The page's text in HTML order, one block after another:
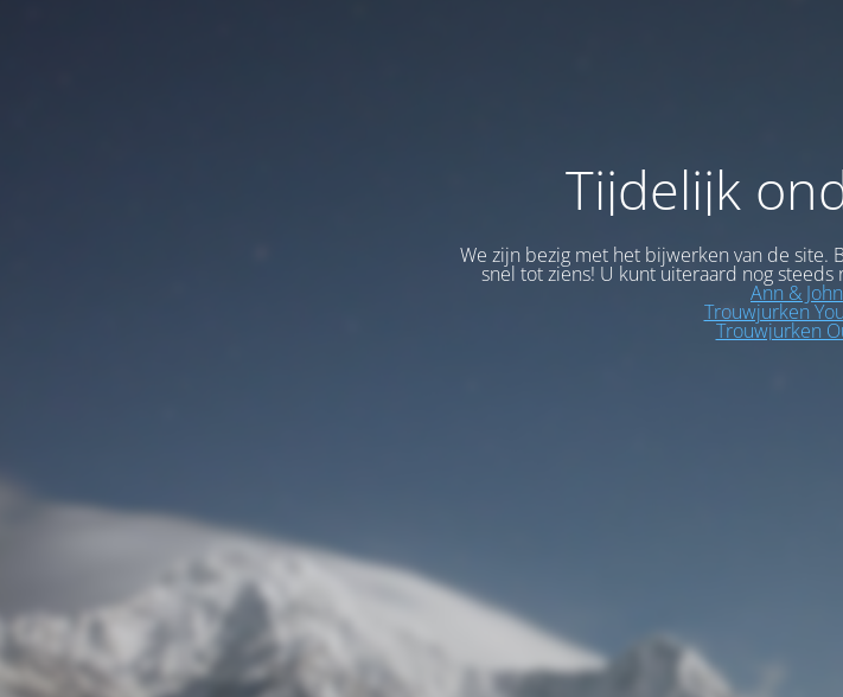
Tijdelijk
We zijn bezig met het bijwerken van de site.
snel tot ziens! U kunt uiteraard nog
Ann & John
Trouwjurken
Trouwjurken